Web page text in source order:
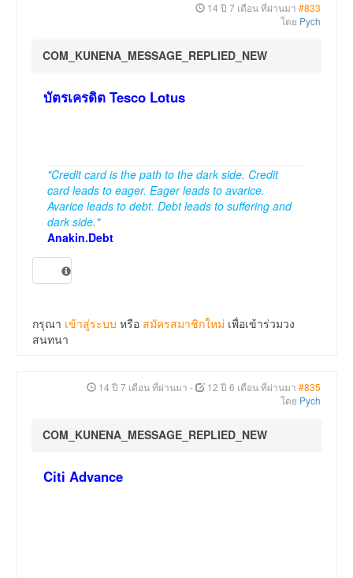
14 ปี 7 เดือน ที่ผ่านมา #833
โดย Pych
COM_KUNENA_MESSAGE_REPLIED_NEW
บัตรเครดิต Tesco Lotus
"Credit card is the path to the dark side. Credit
card leads to eager. Eager leads to avarice.
Avarice leads to debt. Debt leads to suffering and
dark side."
Anakin.Debt
กรุณา เข้าสู่ระบบ หรือ สมัครสมาชิกใหม่ เพื่อเข้าร่วมวง
สนทนา
14 ปี 7 เดือน ที่ผ่านมา - 12 ปี 6 เดือน ที่ผ่านมา #835
โดย Pych
COM_KUNENA_MESSAGE_REPLIED_NEW
Citi Advance